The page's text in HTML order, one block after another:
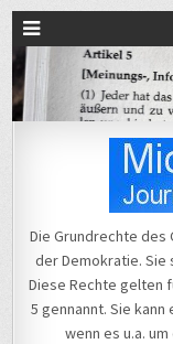
Michael Voß
Die Grundrechte des
der Demokratie. Sie
Diese Rechte gelten
5 gennannt. Sie
wenn es u.a.